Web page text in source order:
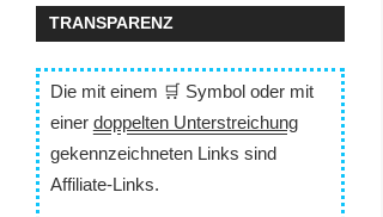
TRANSPARENZ
Die mit einem 🛒 Symbol oder mit
einer doppelten Unterstreichung
gekennzeichneten Links sind
Affiliate-Links.